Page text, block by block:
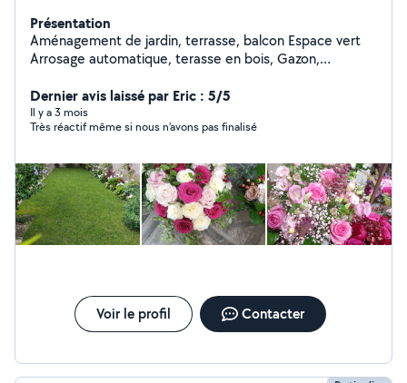
Présentation
Aménagement de jardin, terrasse, balcon Espace vert
Arrosage automatique, terasse en bois, Gazon,
Dernier avis laissé par Eric : 5/5
Il y a 3 mois
Très réactif même si nous n’avons pas finalisé
Voir le profil Contacter